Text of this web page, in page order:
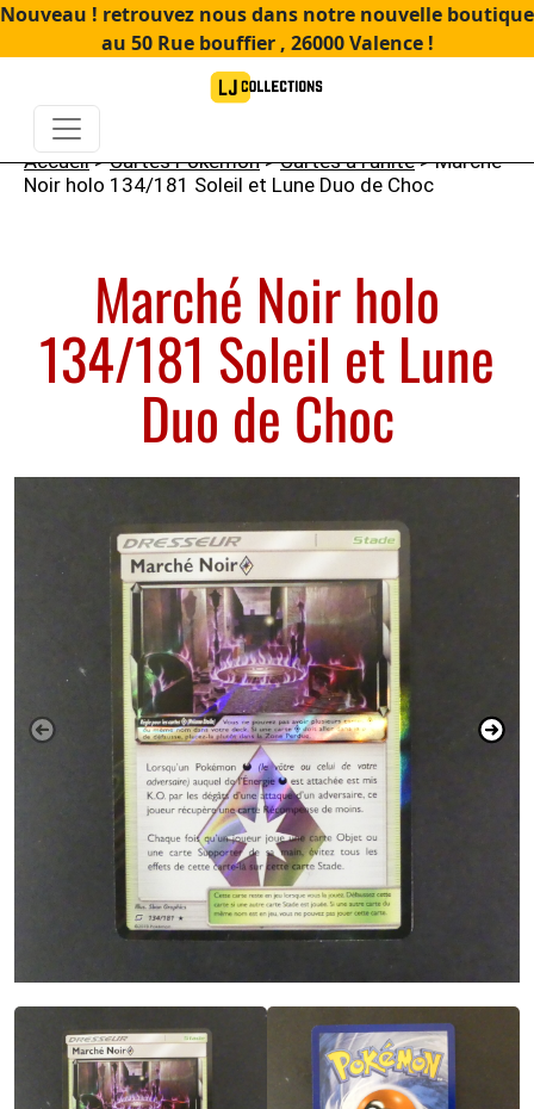
Nouveau ! retrouvez nous dans notre nouvelle boutique
au 50 Rue bouffier , 26000 Valence !
Accueil>Cartes Pokémon>Cartes à l'unité> Marché
Noir holo 134/181 Soleil et Lune Duo de Choc
Marché Noir holo
134/181 Soleil et Lune
Duo de Choc